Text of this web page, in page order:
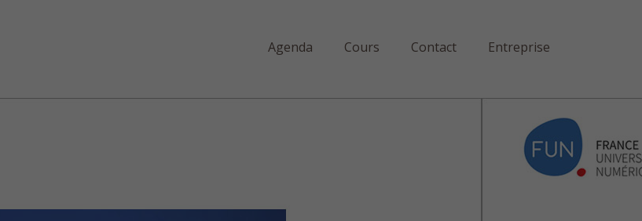
Agenda Cours Contact Entreprise